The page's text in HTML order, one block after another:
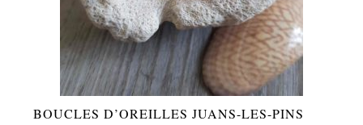
BOUCLES D’OREILLES JUANS-LES-PINS